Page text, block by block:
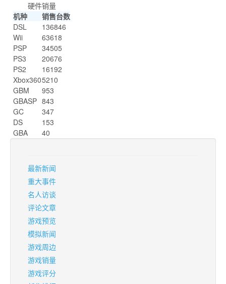
硬件销量
机种
销售台数
DSL
136846
Wii
63618
PSP
34505
PS3
20676
PS2
16192
Xbox3605210
GBM
953
GBASP 843
GC
347
DS
153
GBA
40
最新新闻
重大事件
名人访谈
评论文章
游戏预览
模拟新闻
游戏周边
游戏销量
游戏评分